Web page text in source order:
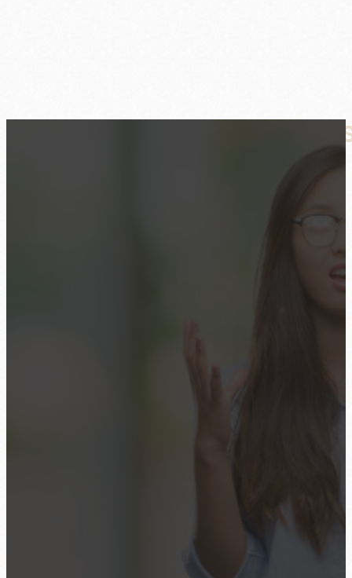
HSP und ihr Umgang mit Kritik